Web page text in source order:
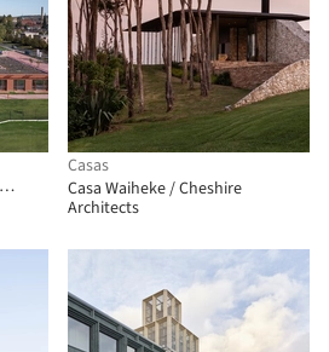
Casas
Casa Waiheke / Cheshire
Architects